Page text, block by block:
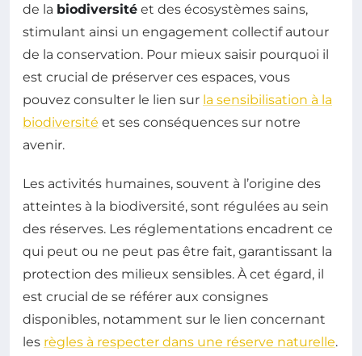
de la biodiversité et des écosystèmes sains,
stimulant ainsi un engagement collectif autour
de la conservation. Pour mieux saisir pourquoi il
est crucial de préserver ces espaces, vous
pouvez consulter le lien sur la sensibilisation à la
biodiversité et ses conséquences sur notre
avenir.
Les activités humaines, souvent à l’origine des
atteintes à la biodiversité, sont régulées au sein
des réserves. Les réglementations encadrent ce
qui peut ou ne peut pas être fait, garantissant la
protection des milieux sensibles. À cet égard, il
est crucial de se référer aux consignes
disponibles, notamment sur le lien concernant
les règles à respecter dans une réserve naturelle.